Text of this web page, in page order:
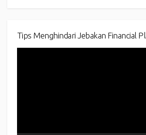
Tips Menghindari Jebakan Financial